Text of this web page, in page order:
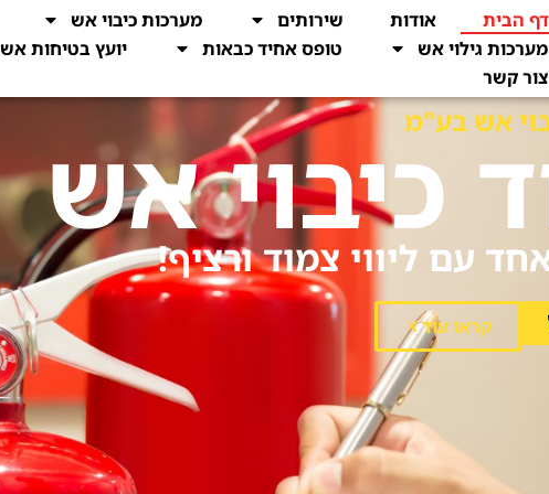
דף הבית אודות שירותים מערכות כיבוי אש
מערכות גילוי אש
טופס אחיד כבאות יועץ בטיחות אש
צור קשר
אש בע"מכיבוי אש
עם ליווי צמוד ורציף!
קראו עוד